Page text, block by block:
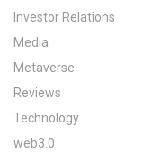
Investor Relations
Media
Metaverse
Reviews
Technology
web3.0